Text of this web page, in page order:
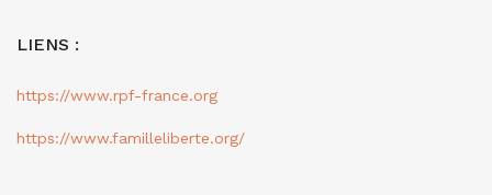
LIENS :
https://www.rpf-france.org
https://www.familleliberte.org/